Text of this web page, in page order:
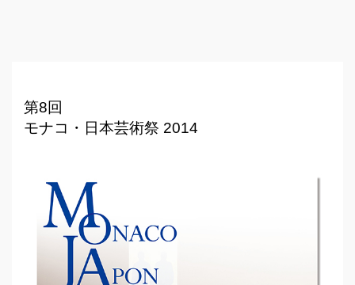
第8回
モナコ・日本芸術祭 2014